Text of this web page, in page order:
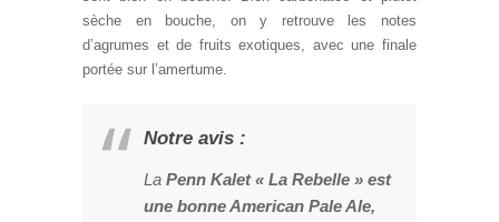
sèche en bouche, on y retrouve les notes
d’agrumes et de fruits exotiques, avec une finale
portée sur l’amertume.
Notre avis :
La Penn Kalet « La Rebelle » est
une bonne American Pale Ale,